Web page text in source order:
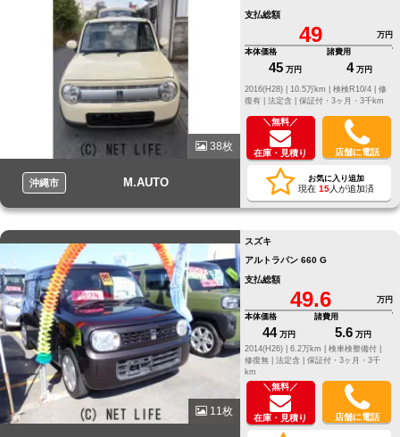
38枚
沖縄市 M.AUTO
支払総額
49
万円
本体価格
45 万円
諸費用
4 万円
修
復有 | 法定含 | 保証付・3ヶ月・3千km
＼無料／
在庫・見積り 店舗に電話
お気に入り追加
現在 15人が追加済
11枚
スズキ
アルトラパン 660 G
支払総額
49.6
万円
本体価格
44 万円
諸費用
5.6 万円
2014(H26) |
6.2万km |
検車検整備付 |
修復無 | 法定含 | 保証付・3ヶ月・3千
km
＼無料／
在庫・見積り 店舗に電話